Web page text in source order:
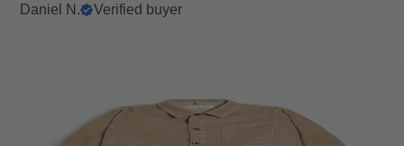
Daniel N. Verified buyer